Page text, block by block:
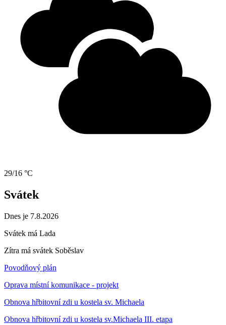
29/16 °C
Svátek
Dnes je 7.8.2026
Svátek má Lada
Zítra má svátek Soběslav
Povodňový plán
Oprava místní komunikace - projekt
Obnova hřbitovní zdi u kostela sv. Michaela
Obnova hřbitovní zdi u kostela sv.Michaela III. etapa